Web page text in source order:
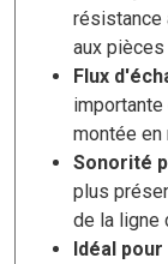
résistance
aux
Flux
montée
Sonorité
plus
de la ligne
Idéal